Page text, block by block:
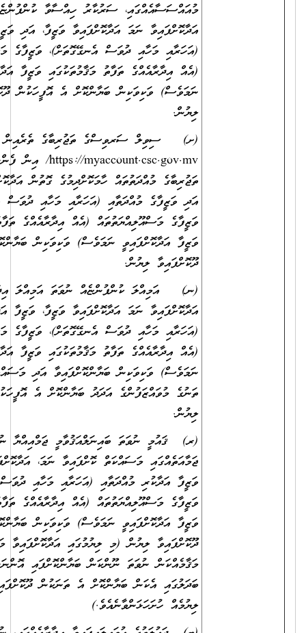
މުއައްސަސާއެއްގައި، ސަރުކާރު ހިއްސާވާ ކުންފުންޏެއްގައި ވަޒީފާ
އަދާކޮށްފައިވާ ނަމަ އަދާކޮށްފައިވާ ވަޒީފާ، އަދި ވަޒީފާގެ މުއްދަތާއި
(އަހަރާއި މަހާއި ދުވަސް އެނގޭގޮތަށް)، ވަޒީފާގެ މަސްއޫލިއްޔަތުތައް
(އެއް އިދާރާއެއްގެ ތަފާތު މަޤާމުތަކުގައި ވަޒީފާ އަދާކޮށްފައިވީ
ނަމަވެސް) ވަކިވަކިން ބަޔާންކޮށް އެ އޮފީހަކުން ދޫކޮށްފައިވާ
(ށ) ސިވިލް ސަރވިސްގެ ތަޖުރިބާގެ ތެރެއިން
https://myaccount.csc.gov.mv/ އިން ފެންނަންނެތް
ތަޖުރިބާގެ މުއްދަތުތައް ހާމަކޮށްދިމުގެ ގޮތުން އަދާކޮށްފައިވާ ވަޒީފާ،
އަދި ވަޒީފާގެ މުއްދަތާއި (އަހަރާއި މަހާއި ދުވަސް އެނގޭގޮތަށް)،
ވަޒީފާގެ މަސްއޫލިއްޔަތުތައް (އެއް އިދާރާއެއްގެ ތަފާތު މަޤާމުތަކުގައި
ވަޒީފާ އަދާކޮށްފައިވީ ނަމަވެސް) ވަކިވަކިން ބަޔާންކޮށް އެ އޮފީހަކުން
ދޫކޮށްފައިވާ ލިޔުން.
(ނ) އަމިއްލަ ކުންފުންޏެއް ނުވަތަ އަމިއްލަ އިދާރާއެއްގައި ވަޒީފާ
އަދާކޮށްފައިވާ ނަމަ އަދާކޮށްފައިވާ ވަޒީފާ، ވަޒީފާ އަދާކުރި މުއްދަތާއި
(އަހަރާއި މަހާއި ދުވަސް އެނގޭގޮތަށް)، ވަޒީފާގެ މަސްއޫލިއްޔަތުތައް
(އެއް އިދާރާއެއްގެ ތަފާތު މަޤާމުތަކުގައި ވަޒީފާ އަދާކޮށްފައިވީ
ނަމަވެސް) ވަކިވަކިން ބަޔާންކޮށްފައިވާ އަދި މަސައްކަތްކޮށްފައިވާ
ތަނުގެ މުވައްޒަފުންގެ އަދަދު ބަޔާންކޮށް އެ އޮފީހަކުން ދޫކޮށްފައިވާ
(ރ) ޤައުމީ ނުވަތަ ބައިނަލްއަޤުވާމީ ޖަމްއިއްޔާ ނުވަތަ
ޖަމާއަތެއްގައި މަސައްކަތް ކޮށްފައިވާ ނަމަ، އަދާކޮށްފައިވާ ވަޒީފާ، އަދި
ވަޒީފާ އަދާކުރި މުއްދަތާއި (އަހަރާއި މަހާއި ދުވަސް އެނގޭގޮތަށް)،
ވަޒީފާގެ މަސްއޫލިއްޔަތުތައް (އެއް އިދާރާއެއްގެ ތަފާތު މަޤާމުތަކުގައި
ވަޒީފާ އަދާކޮށްފައިވީ ނަމަވެސް) ވަކިވަކިން ބަޔާންކޮށް އެ ތަނަކުން
ދޫކޮށްފައިވާ ލިޔުން (މި ލިޔުމުގައި އަދާކޮށްފައިވާ މަޤާމަކީ މުސާރަދެވޭ
މަޤާމެއްކަން ނުވަތަ ނޫންކަން ބަޔާންކޮށްފައި އޮންނަންވާނެއެވެ. ނުވަތަ
ބަދަލުގައި އެކަން ބަޔާންކޮށް އެ ތަނަކުން ދޫކޮށްފައިވާ ރަސްމީ
ލިޔުމެއް ހުށަހަޅަންވާނެއެވެ.)